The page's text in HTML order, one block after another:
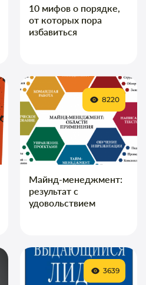
10 мифов о порядке,
от которых пора
избавиться
Майнд-менеджмент:
результат с
удовольствием
8220
3639